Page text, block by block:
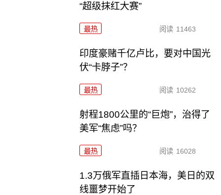
“超级抹红大赛”
最热 阅读 11463
印度豪赌千亿卢比，要对中国光
伏“卡脖子”？
最热 阅读 10262
射程1800公里的“巨炮”，治得了
美军“焦虑”吗？
最热 阅读 16028
1.3万俄军直插日本海，美日的双
线噩梦开始了